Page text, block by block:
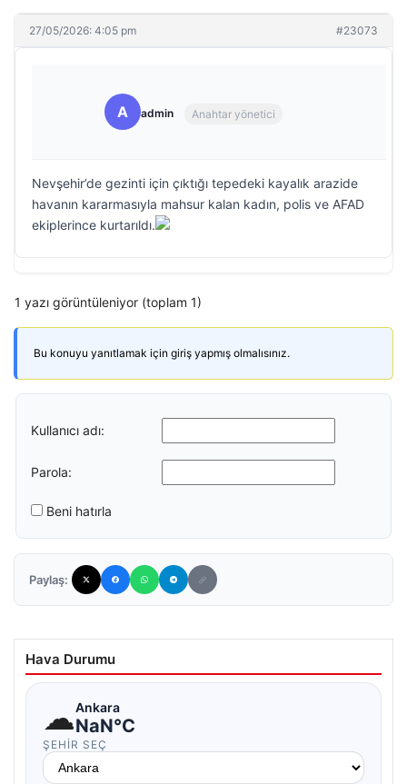
27/05/2026: 4:05 pm #23073
A admin Anahtar yönetici
Nevşehir’de gezinti için çıktığı tepedeki kayalık arazide
havanın kararmasıyla mahsur kalan kadın, polis ve AFAD
ekiplerince kurtarıldı.
1 yazı görüntüleniyor (toplam 1)
Bu konuyu yanıtlamak için giriş yapmış olmalısınız.
Kullanıcı adı:
Parola:
Beni hatırla
Paylaş:
Hava Durumu
☁Ankara
NaN°C
ŞEHIR SEÇ